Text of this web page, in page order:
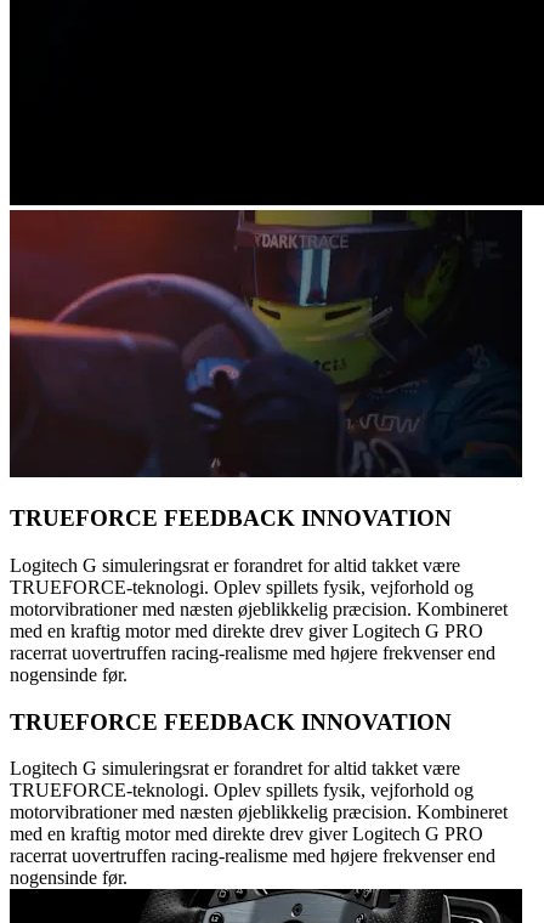
TRUEFORCE FEEDBACK INNOVATION
Logitech G simuleringsrat er forandret for altid takket være
TRUEFORCE-teknologi. Oplev spillets fysik, vejforhold og
motorvibrationer med næsten øjeblikkelig præcision. Kombineret
med en kraftig motor med direkte drev giver Logitech G PRO
racerrat uovertruffen racing-realisme med højere frekvenser end
nogensinde før.
TRUEFORCE FEEDBACK INNOVATION
Logitech G simuleringsrat er forandret for altid takket være
TRUEFORCE-teknologi. Oplev spillets fysik, vejforhold og
motorvibrationer med næsten øjeblikkelig præcision. Kombineret
med en kraftig motor med direkte drev giver Logitech G PRO
racerrat uovertruffen racing-realisme med højere frekvenser end
nogensinde før.